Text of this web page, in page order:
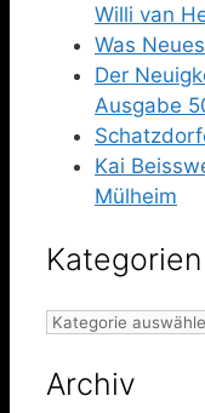
Willi van
Was
Der
Ausgabe
Kai
Mülheim
Kategorien
Kategorien
Archiv